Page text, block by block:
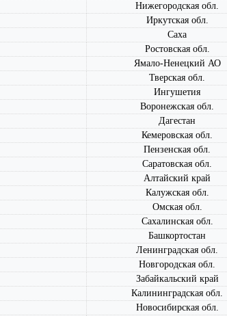
Нижегородская обл.
Иркутская обл.
Саха
Ростовская обл.
Ямало-Ненецкий АО
Тверская обл.
Ингушетия
Воронежская обл.
Дагестан
Кемеровская обл.
Пензенская обл.
Саратовская обл.
Алтайский край
Калужская обл.
Омская обл.
Сахалинская обл.
Башкортостан
Ленинградская обл.
Новгородская обл.
Забайкальский край
Калининградская обл.
Новосибирская обл.